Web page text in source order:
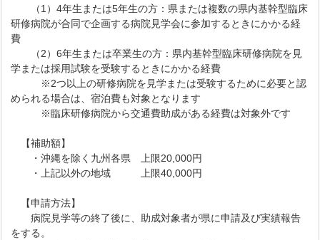
（1）4年生または5年生の方：県または複数の県内基幹型臨床
研修病院が合同で企画する病院見学会に参加するときにかかる経
費
（2）6年生または卒業生の方：県内基幹型臨床研修病院を見
学または採用試験を受験するときにかかる経費
※2つ以上の研修病院を見学または受験するために必要と認
められる場合は、宿泊費も対象となります
※臨床研修病院から交通費助成がある経費は対象外です
【補助額】
・沖縄を除く九州各県 上限20,000円
・上記以外の地域 上限40,000円
【申請方法】
病院見学等の終了後に、助成対象者が県に申請及び実績報告
をする。